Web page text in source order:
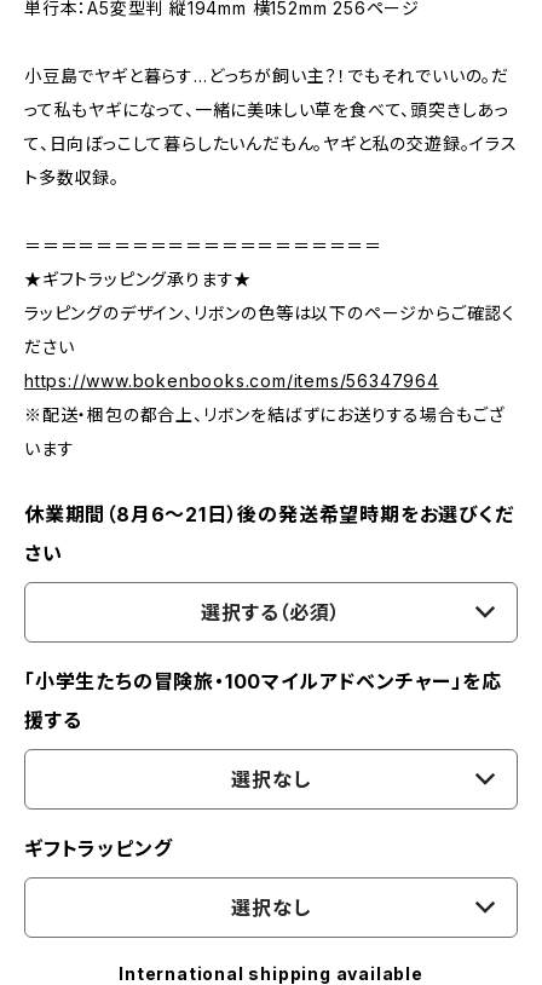
単行本：A5変型判 縦194mm 横152mm 256ページ
小豆島でヤギと暮らす…どっちが飼い主？！でもそれでいいの。だ
って私もヤギになって、一緒に美味しい草を食べて、頭突きしあっ
て、日向ぼっこして暮らしたいんだもん。ヤギと私の交遊録。イラス
ト多数収録。
＝＝＝＝＝＝＝＝＝＝＝＝＝＝＝＝＝＝＝＝
★ギフトラッピング承ります★
ラッピングのデザイン、リボンの色等は以下のページからご確認く
ださい
https://www.bokenbooks.com/items/56347964
※配送・梱包の都合上、リボンを結ばずにお送りする場合もござ
います
休業期間（8月6〜21日）後の発送希望時期をお選びくだ
さい
選択する（必須）
「小学生たちの冒険旅・100マイルアドベンチャー」を応
援する
選択なし
ギフトラッピング
選択なし
International shipping available